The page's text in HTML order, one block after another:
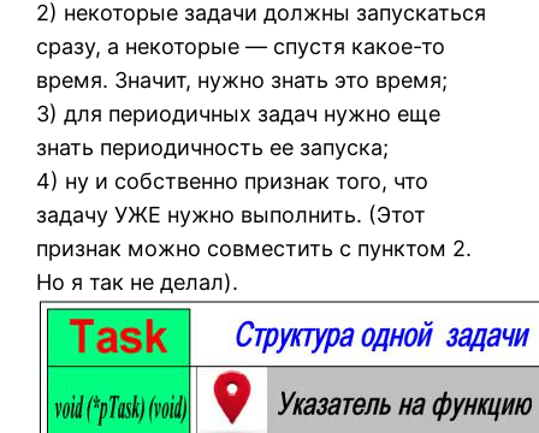
2) некоторые задачи должны запускаться
сразу, а некоторые — спустя какое-то
время. Значит, нужно знать это время;
3) для периодичных задач нужно еще
знать периодичность ее запуска;
4) ну и собственно признак того, что
задачу УЖЕ нужно выполнить. (Этот
признак можно совместить с пунктом 2.
Но я так не делал).